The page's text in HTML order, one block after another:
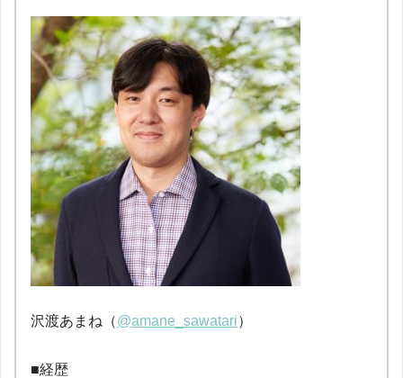
沢渡あまね（@amane_sawatari）
■経歴